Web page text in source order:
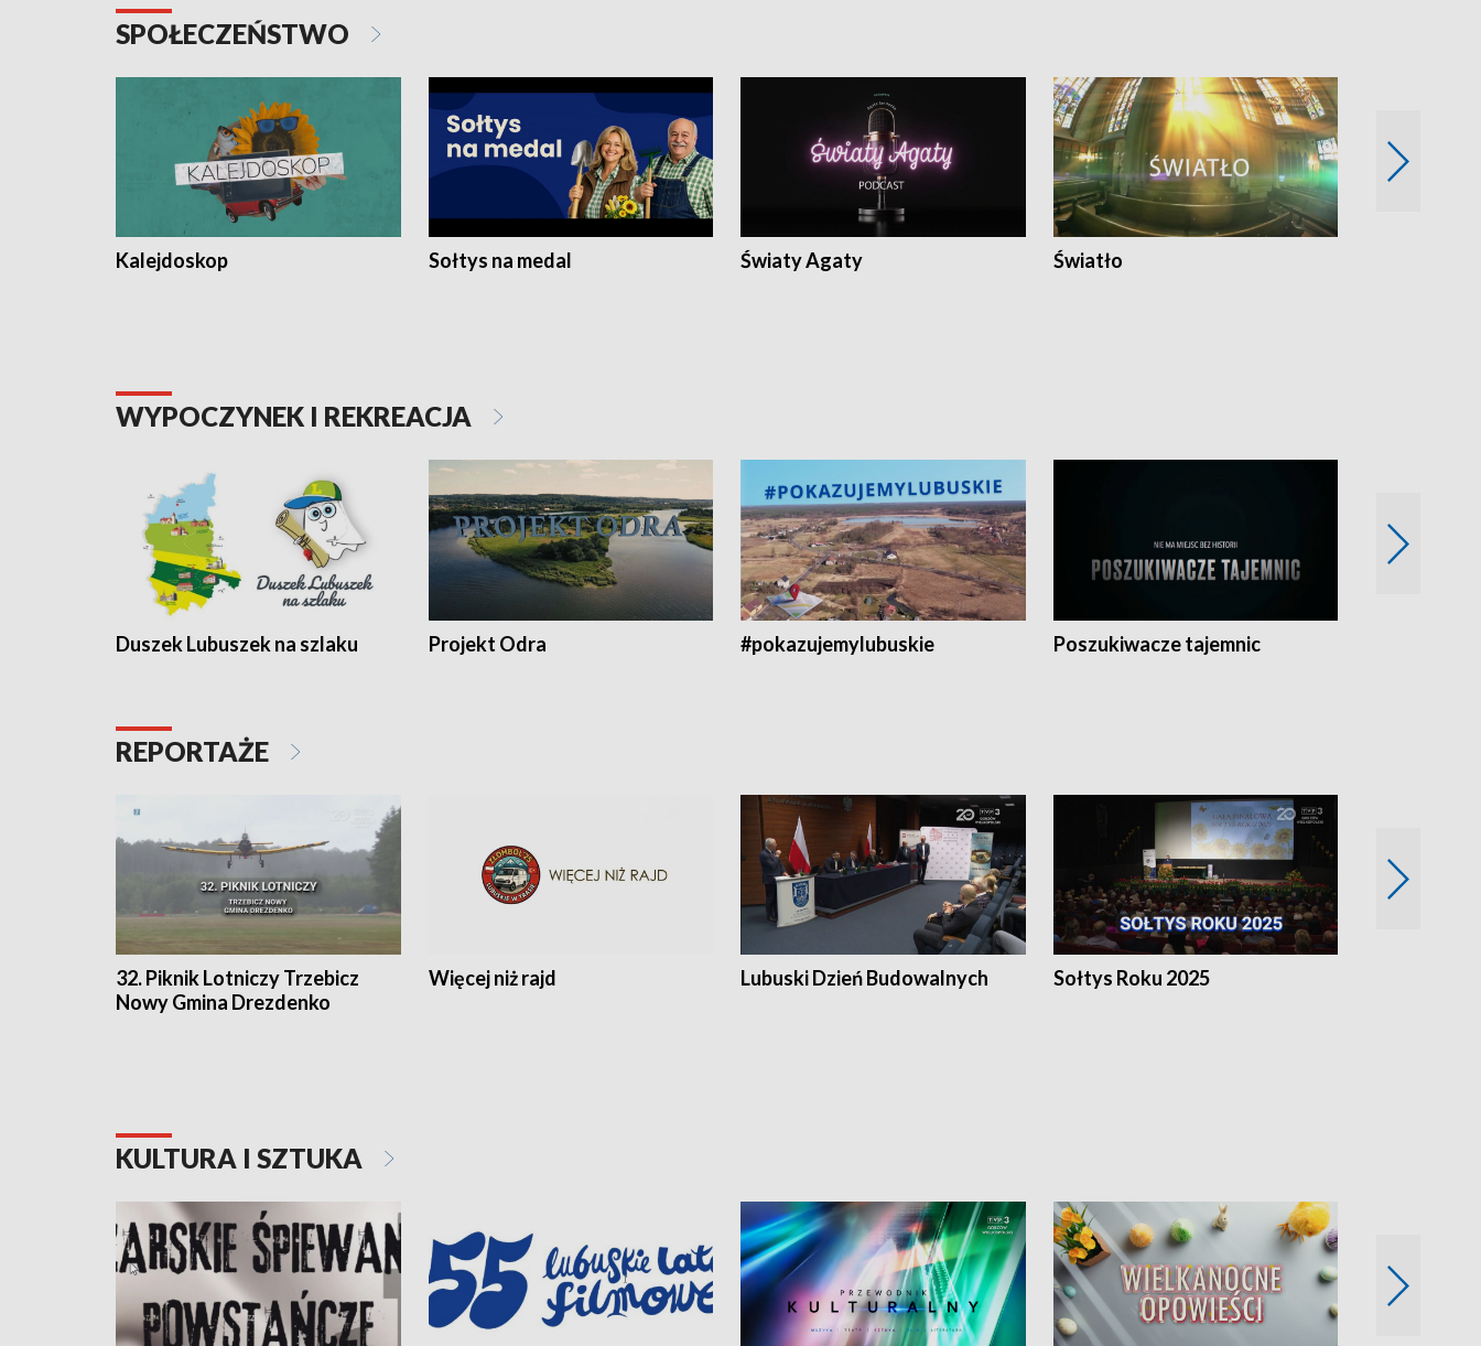
SPOŁECZEŃSTWO
Kalejdoskop Sołtys na medal Światy Agaty Światło
WYPOCZYNEK I REKREACJA
Duszek Lubuszek na szlaku Projekt Odra #pokazujemylubuskie Poszukiwacze tajemnic
REPORTAŻE
32. Piknik Lotniczy Trzebicz
Nowy Gmina Drezdenko
Więcej niż rajd Lubuski Dzień Budowalnych Sołtys Roku 2025
KULTURA I SZTUKA